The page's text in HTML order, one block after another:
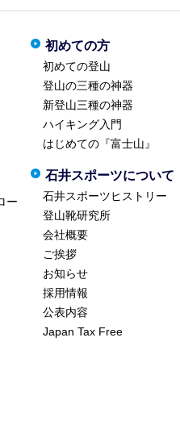
ー
初めての方
初めての登山
登山の三種の神器
新登山三種の神器
ハイキング入門
はじめての『富士山』
石井スポーツについて
石井スポーツヒストリー
登山靴研究所
会社概要
ご挨拶
お知らせ
採用情報
公表内容
Japan Tax Free